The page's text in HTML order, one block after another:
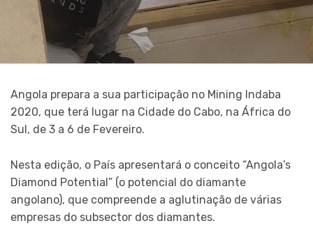
Angola prepara a sua participação no Mining Indaba
2020, que terá lugar na Cidade do Cabo, na África do
Sul, de 3 a 6 de Fevereiro.
Nesta edição, o País apresentará o conceito “Angola’s
Diamond Potential” (o potencial do diamante
angolano), que compreende a aglutinação de várias
empresas do subsector dos diamantes.